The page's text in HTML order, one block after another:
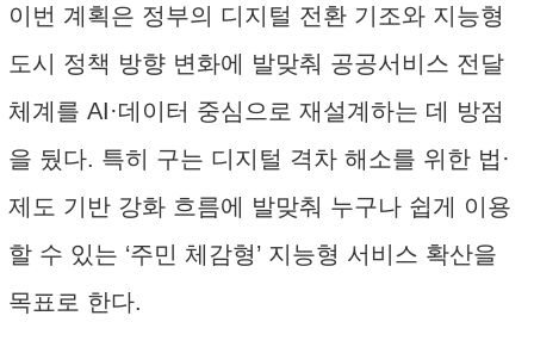
이번 계획은 정부의 디지털 전환 기조와 지능형
도시 정책 방향 변화에 발맞춰 공공서비스 전달
체계를 AI·데이터 중심으로 재설계하는 데 방점
을 뒀다. 특히 구는 디지털 격차 해소를 위한 법·
제도 기반 강화 흐름에 발맞춰 누구나 쉽게 이용
할 수 있는 ‘주민 체감형’ 지능형 서비스 확산을
목표로 한다.